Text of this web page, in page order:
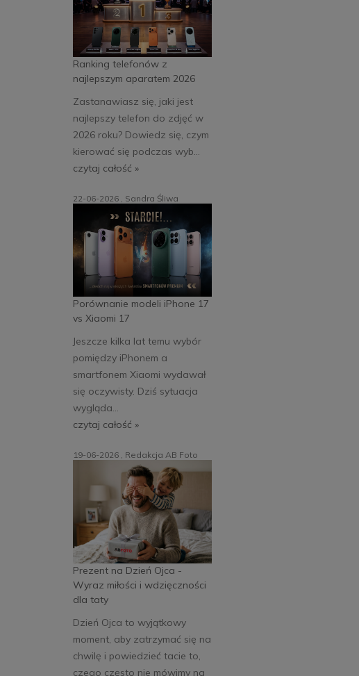
Ranking telefonów z
najlepszym aparatem 2026
Zastanawiasz się, jaki jest
najlepszy telefon do zdjęć w
2026 roku? Dowiedz się, czym
kierować się podczas wyb...
czytaj całość »
Porównanie modeli iPhone 17
vs Xiaomi 17
22-06-2026 , Sandra Śliwa
Jeszcze kilka lat temu wybór
pomiędzy iPhonem a
smartfonem Xiaomi wydawał
się oczywisty. Dziś sytuacja
wygląda...
czytaj całość »
Prezent na Dzień Ojca -
Wyraz miłości i wdzięczności
dla taty
19-06-2026 , Redakcja AB Foto
Dzień Ojca to wyjątkowy
moment, aby zatrzymać się na
chwilę i powiedzieć tacie to,
czego często nie mówimy na